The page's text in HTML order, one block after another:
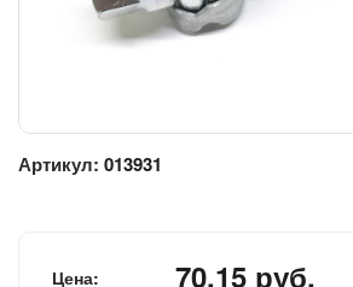
Артикул: 013931
Цена: 70.15 руб.